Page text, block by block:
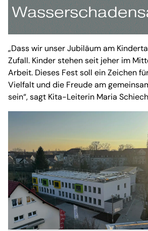
„Dass wir unser Jubiläum am
Zufall. Kinder stehen seit jeher im
Arbeit. Dieses Fest soll ein Zeichen
Vielfalt und die Freude am
sein“, sagt Kita-Leiterin Maria